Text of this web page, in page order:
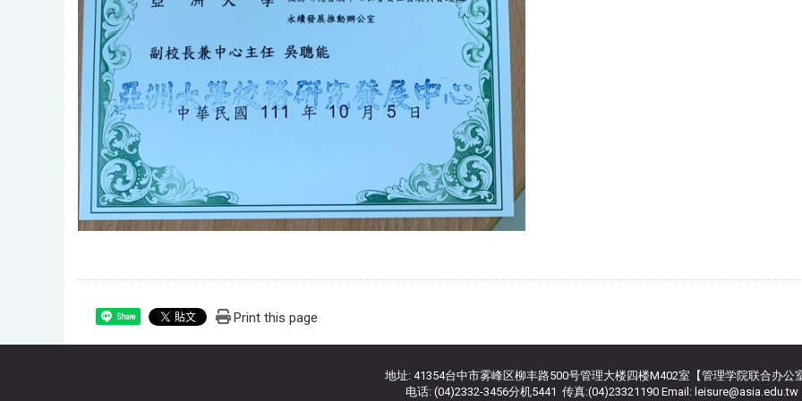
Share Print this page
地址: 41354台中市雾峰区柳丰路500号管理大楼四楼M402室【管理学院联合办公
电话: (04)2332-3456分机5441 传真:(04)23321190 Email: leisure@asia.edu.tw